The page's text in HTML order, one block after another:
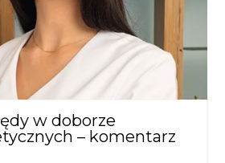
w doborze
– komentarz